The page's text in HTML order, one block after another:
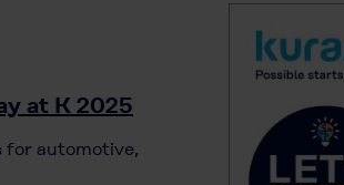
at K 2025
for automotive,